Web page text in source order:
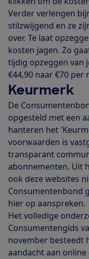
Verder verlengen
stilzwijgend en ze
over. Te laat
kosten jagen. Zo
tijdig opzeggen van
€44,90 naar €70 per
Keurmerk
De
opgesteld met een
hanteren het
voorwaarden is
transparant
abonnementen. Uit
ook deze websites
Consumentenbond
hier op aanspreken.
Het volledige
Consumentengids
november besteedt
aandacht aan online